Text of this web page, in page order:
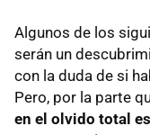
Algunos de los
serán un
con la duda de si
Pero, por la parte
en el olvido total